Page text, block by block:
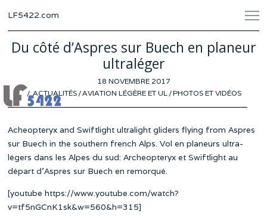
LF5422.com
Du côté d’Aspres sur Buech en planeur
ultraléger
POSTED
ON
18 NOVEMBRE 2017
ACTUALITÉS /AVIATION LÉGÈRE ET UL /PHOTOS ET VIDÉOS
Acheopteryx and Swiftlight ultralight gliders flying from Aspres
sur Buech in the southern french Alps. Vol en planeurs ultra-
légers dans les Alpes du sud: Archeopteryx et Swiftlight au
départ d’Aspres sur Buech en remorqué.
[youtube https://www.youtube.com/watch?
v=tf5nGCnK1sk&w=560&h=315]